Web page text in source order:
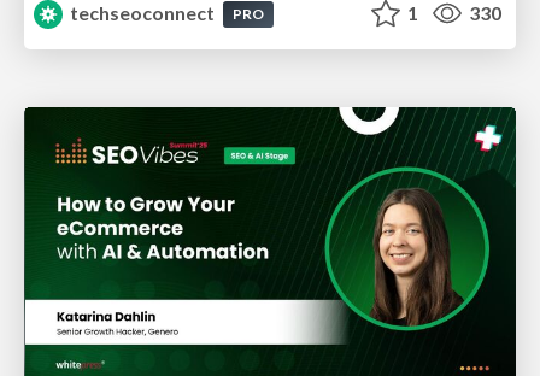
techseoconnect
PRO 1 330